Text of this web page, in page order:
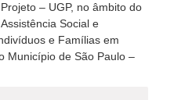
– UGP, no âmbito do
Social e
e Famílias em
Município de São Paulo –